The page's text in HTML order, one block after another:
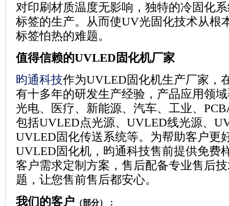
对印刷材质温度无影响，独特的冷固化
标签的生产。从而使UV光固化技术从根
标签怕热的难题。
值得信赖的UVLED 固化机厂家
昀通科技作为UVLED固化机生产厂家，
有十多年的研发生产经验，产品应用领
光电、医疗、新能源、汽车、工业、
包括UVLED点光源、 UVLED线光源、
UVLED固化传送系统等。为帮助客户更
UVLED固化机，昀通科技售前提供免费
客户需求定制方案，售后配备专业售后
题，让您售前售后都安心。
我们的客户 （部分）：